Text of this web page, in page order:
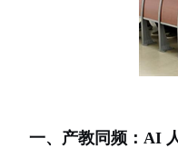
一、产教同频：AI